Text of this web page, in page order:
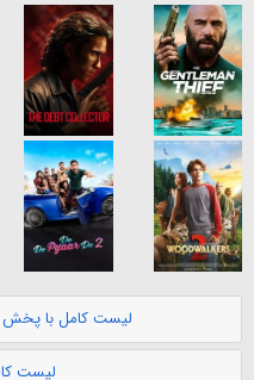
لیست کامل با پخش
لیست